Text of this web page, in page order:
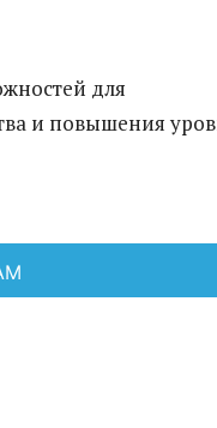
для
и повышения